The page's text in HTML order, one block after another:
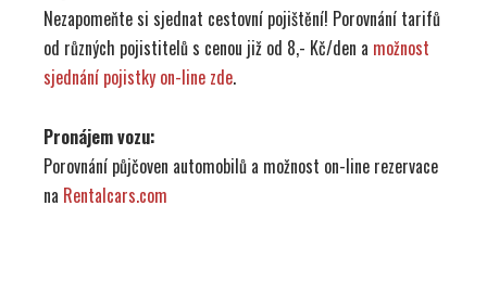
Nezapomeňte si sjednat cestovní pojištění! Porovnání tarifů
od různých pojistitelů s cenou již od 8,- Kč/den a možnost
sjednání pojistky on-line zde.
Pronájem vozu:
Porovnání půjčoven automobilů a možnost on-line rezervace
na Rentalcars.com